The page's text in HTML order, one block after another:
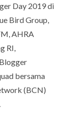
Day 2019 di
Bird Group,
AHRA
RI,
bersama
(BCN)